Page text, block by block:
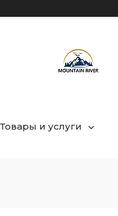
Товары и услуги